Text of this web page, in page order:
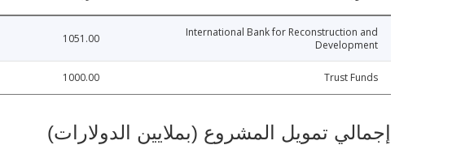
International Bank for Reconstruction and
Development
1051.00
Trust Funds
1000.00
إجمالي تمويل المشروع (بملايين الدولارات)